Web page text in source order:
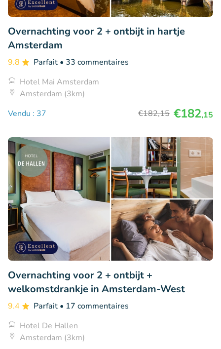
Overnachting voor 2 + ontbijt in hartje
Amsterdam
9.8 Parfait • 33 commentaires
Hotel Mai Amsterdam
Amsterdam (3km)
Vendu : 37
€182,15 €182,15
Overnachting voor 2 + ontbijt +
welkomstdrankje in Amsterdam-West
9.4 Parfait • 17 commentaires
Hotel De Hallen
Amsterdam (3km)